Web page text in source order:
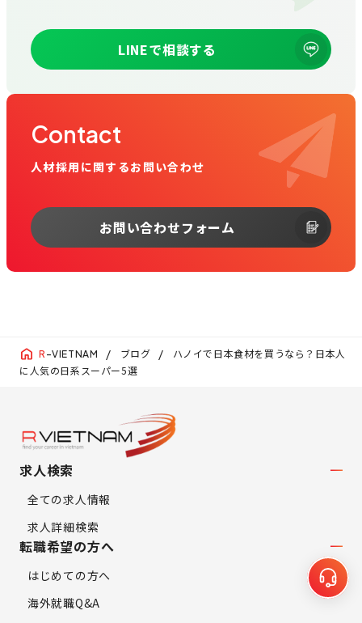
LINEで相談する
Contact
人材採用に関するお問い合わせ
お問い合わせフォーム
R -VIETNAM ブログ
ハノイで日本食材を買うなら？日本人
に人気の日系スーパー5選
求人検索
全ての求人情報
求人詳細検索
転職希望の方へ
はじめての方へ
海外就職Q&A